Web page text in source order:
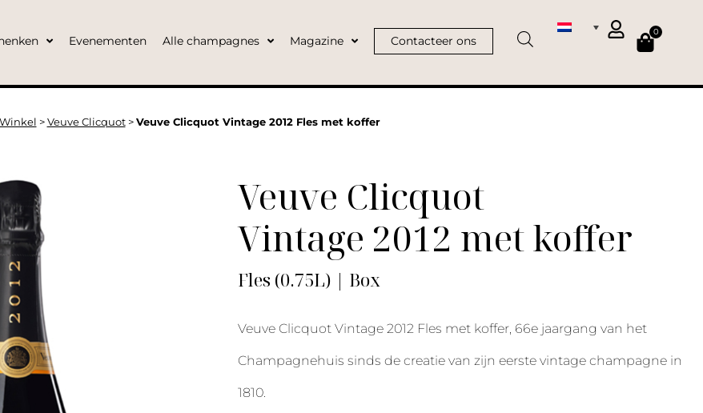
Evenementen Alle champagnes Magazine Contacteer ons
0
Winkel > Veuve Clicquot> Veuve Clicquot Vintage 2012 Fles met koffer
Veuve Clicquot
Vintage 2012 met koffer
Fles (0.75L) | Box
Veuve Clicquot Vintage 2012 Fles met koffer, 66e jaargang van het
Champagnehuis sinds de creatie van zijn eerste vintage champagne in
1810.